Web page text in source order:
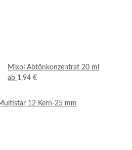
Mixol Abtönkonzentrat 20 ml
ab 1,94 €